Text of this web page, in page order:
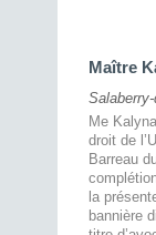
Maître
Me
droit de
Barreau
la
bannière